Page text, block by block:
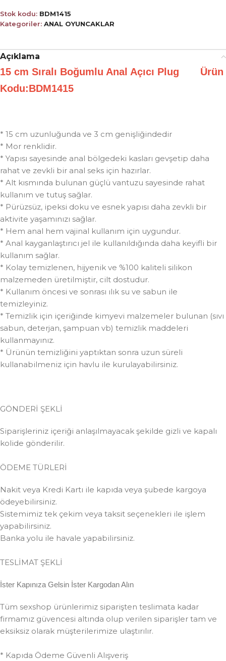
Stok kodu: BDM1415
Kategoriler: ANAL OYUNCAKLAR
Açıklama
15 cm Sıralı Boğumlu Anal Açıcı Plug Ürün
Kodu:BDM1415
* 15 cm uzunluğunda ve 3 cm genişliğindedir
* Mor renklidir.
* Yapısı sayesinde anal bölgedeki kasları gevşetip daha
rahat ve zevkli bir anal seks için hazırlar.
* Alt kısmında bulunan güçlü vantuzu sayesinde rahat
kullanım ve tutuş sağlar.
* Pürüzsüz, ipeksi doku ve esnek yapısı daha zevkli bir
aktivite yaşamınızı sağlar.
* Hem anal hem vajinal kullanım için uygundur.
* Anal kayganlaştırıcı jel ile kullanıldığında daha keyifli bir
kullanım sağlar.
* Kolay temizlenen, hijyenik ve %100 kaliteli silikon
malzemeden üretilmiştir, cilt dostudur.
* Kullanım öncesi ve sonrası ılık su ve sabun ile
temizleyiniz.
* Temizlik için içeriğinde kimyevi malzemeler bulunan (sıvı
sabun, deterjan, şampuan vb) temizlik maddeleri
kullanmayınız.
* Ürünün temizliğini yaptıktan sonra uzun süreli
kullanabilmeniz için havlu ile kurulayabilirsiniz.
GÖNDERİ ŞEKLİ
Siparişleriniz içeriği anlaşılmayacak şekilde gizli ve kapalı
kolide gönderilir.
ÖDEME TÜRLERİ
Nakit veya Kredi Kartı ile kapıda veya şubede kargoya
ödeyebilirsiniz.
Sistemimiz tek çekim veya taksit seçenekleri ile işlem
yapabilirsiniz.
Banka yolu ile havale yapabilirsiniz.
TESLİMAT ŞEKLİ
İster Kapınıza Gelsin İster Kargodan Alın
Tüm sexshop ürünlerimiz siparişten teslimata kadar
firmamız güvencesi altında olup verilen siparişler tam ve
eksiksiz olarak müşterilerimize ulaştırılır.
* Kapıda Ödeme Güvenli Alışveriş